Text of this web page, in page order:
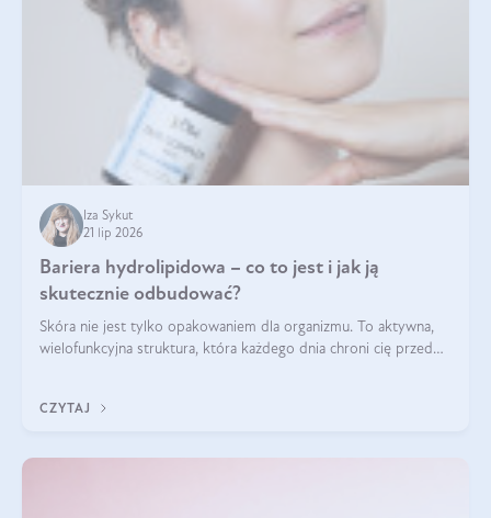
Iza Sykut
21 lip 2026
Bariera hydrolipidowa – co to jest i jak ją
skutecznie odbudować?
Skóra nie jest tylko opakowaniem dla organizmu. To aktywna,
wielofunkcyjna struktura, która każdego dnia chroni cię przed
bariera hydrolipidowa.
CZYTAJ